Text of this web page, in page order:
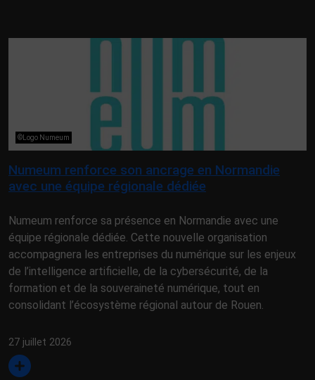
©Logo Numeum
Numeum renforce son ancrage en Normandie
avec une équipe régionale dédiée
Numeum renforce sa présence en Normandie avec une
équipe régionale dédiée. Cette nouvelle organisation
accompagnera les entreprises du numérique sur les enjeux
de l’intelligence artificielle, de la cybersécurité, de la
formation et de la souveraineté numérique, tout en
consolidant l’écosystème régional autour de Rouen.
27 juillet 2026